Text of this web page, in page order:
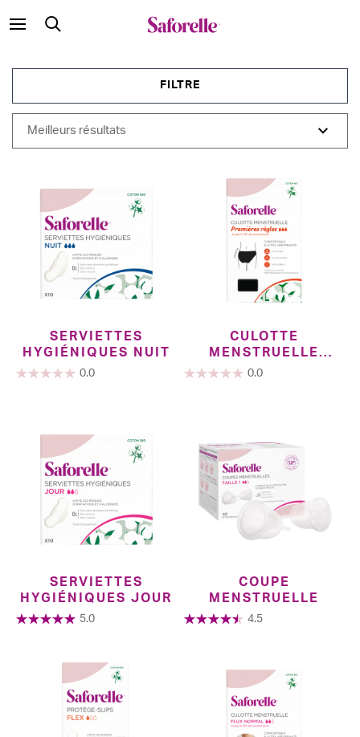
FILTRE
SERVIETTES
HYGIÉNIQUES NUIT
0.0
CULOTTE
MENSTRUELLE
PREMIÈRES RÈGLES
0.0
SERVIETTES
HYGIÉNIQUES JOUR
5.0
COUPE
MENSTRUELLE
4.5